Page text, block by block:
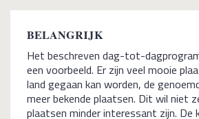
BELANGRIJK
Het beschreven dag-tot-
een voorbeeld. Er zijn veel mooie
land gegaan kan worden, de
meer bekende plaatsen. Dit wil niet
plaatsen minder interessant zijn. De